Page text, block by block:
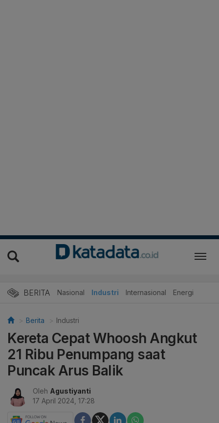
BERITA Nasional Industri Internasional Energi
Berita Industri
Kereta Cepat Whoosh Angkut
21 Ribu Penumpang saat
Puncak Arus Balik
Oleh Agustiyanti
17 April 2024, 17:28